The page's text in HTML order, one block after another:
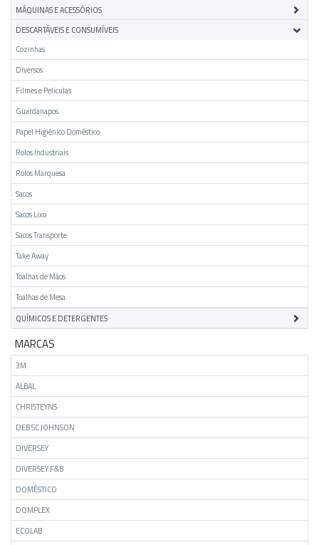
MÁQUINAS E ACESSÓRIOS
DESCARTÁVEIS E CONSUMÍVEIS
Cozinhas
Diversos
Filmes e Peliculas
Guardanapos
Papel Higiénico Doméstico
Rolos Industriais
Rolos Marquesa
Sacos
Sacos Lixo
Sacos Transporte
Take Away
Toalhas de Mãos
Toalhas de Mesa
QUÍMICOS E DETERGENTES
MARCAS
3M
ALBAL
CHRISTEYNS
DEB SC JOHNSON
DIVERSEY
DIVERSEY F&B
DOMÉSTICO
DOMPLEX
ECOLAB